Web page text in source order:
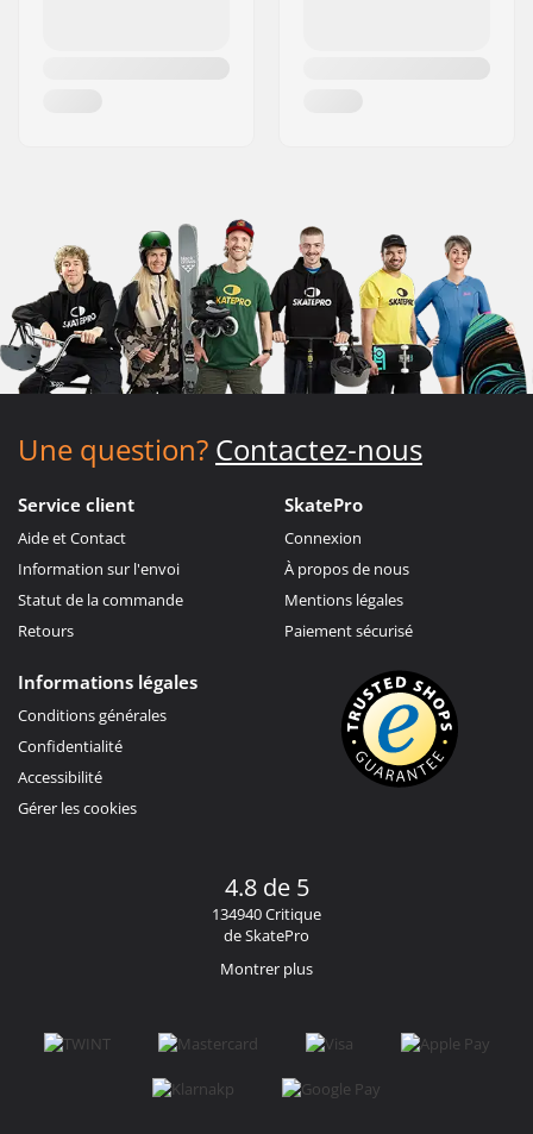
Une question? Contactez-nous
Service client
Aide et Contact
Information sur l'envoi
Statut de la commande
Retours
SkatePro
Connexion
À propos de nous
Mentions légales
Paiement sécurisé
Informations légales
Conditions générales
Confidentialité
Accessibilité
Gérer les cookies
4.8 de 5
134940 Critique
de SkatePro
Montrer plus